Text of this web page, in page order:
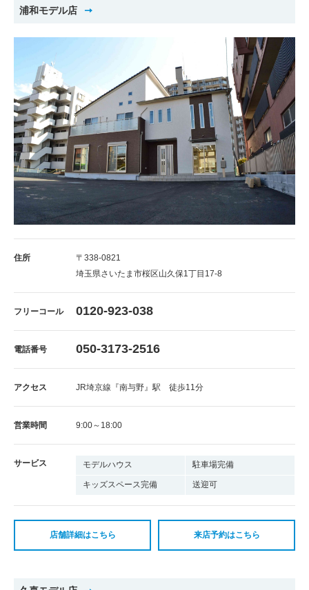
浦和モデル店
住所
〒338-0821
埼玉県さいたま市桜区山久保1丁目17-8
フリーコール 0120-923-038
電話番号 050-3173-2516
アクセス JR埼京線『南与野』駅 徒歩11分
営業時間 9:00～18:00
サービス モデルハウス 駐車場完備
キッズスペース完備 送迎可
店舗詳細はこちら 来店予約はこちら